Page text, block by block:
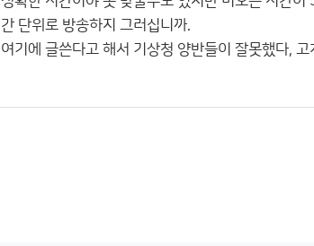
간 단위로 방송하지 그러십니까.
여기에 글쓴다고 해서 기상청 양반들이 잘못했다,